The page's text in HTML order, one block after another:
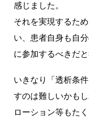
感じました。
それを実現するた
い、患者自身も自
に参加するべきだと
いきなり「透析条
すのは難しいかも
ローション等もた